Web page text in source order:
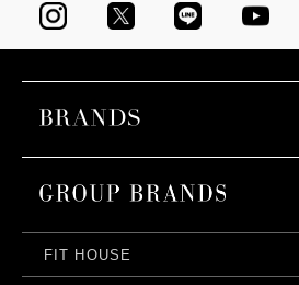
FIT HOUSE